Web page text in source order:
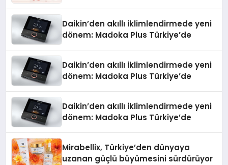
Daikin’den akıllı iklimlendirmede yeni
dönem: Madoka Plus Türkiye’de
Daikin’den akıllı iklimlendirmede yeni
dönem: Madoka Plus Türkiye’de
Daikin’den akıllı iklimlendirmede yeni
dönem: Madoka Plus Türkiye’de
Mirabellix, Türkiye’den dünyaya
uzanan güçlü büyümesini sürdürüyor